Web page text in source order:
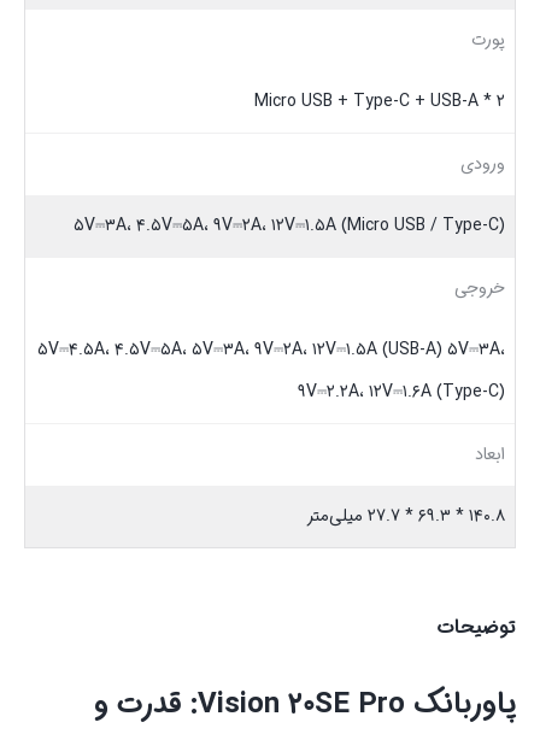
پورت‌
Micro USB + Type-C + USB-A * ۲
ورودی
۵V⎓۳A، ۴.۵V⎓۵A، ۹V⎓۲A، ۱۲V⎓۱.۵A (Micro USB / Type-C)
خروجی
۵V⎓۴.۵A، ۴.۵V⎓۵A، ۵V⎓۳A، ۹V⎓۲A، ۱۲V⎓۱.۵A (USB-A) ۵V⎓۳A،
۹V⎓۲.۲A، ۱۲V⎓۱.۶A (Type-C)
ابعاد
۱۴۰.۸ * ۶۹.۳ * ۲۷.۷ میلی‌متر
توضیحات
پاوربانک Vision ۲۰SE Pro: قدرت و